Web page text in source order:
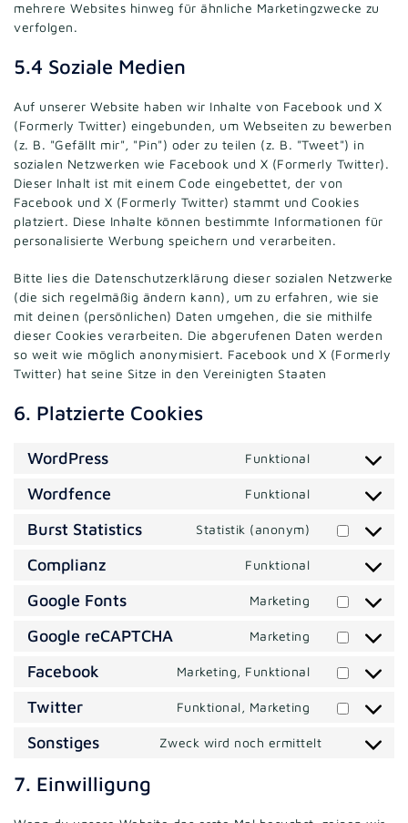
mehrere Websites hinweg für ähnliche Marketingzwecke zu
verfolgen.
5.4 Soziale Medien
Auf unserer Website haben wir Inhalte von Facebook und X
(Formerly Twitter) eingebunden, um Webseiten zu bewerben
(z. B. "Gefällt mir", "Pin") oder zu teilen (z. B. "Tweet") in
sozialen Netzwerken wie Facebook und X (Formerly Twitter).
Dieser Inhalt ist mit einem Code eingebettet, der von
Facebook und X (Formerly Twitter) stammt und Cookies
platziert. Diese Inhalte können bestimmte Informationen für
personalisierte Werbung speichern und verarbeiten.
Bitte lies die Datenschutzerklärung dieser sozialen Netzwerke
(die sich regelmäßig ändern kann), um zu erfahren, wie sie
mit deinen (persönlichen) Daten umgehen, die sie mithilfe
dieser Cookies verarbeiten. Die abgerufenen Daten werden
so weit wie möglich anonymisiert. Facebook und X (Formerly
Twitter) hat seine Sitze in den Vereinigten Staaten
6. Platzierte Cookies
WordPress Funktional
Consent
wordpress
Wordfence Funktional
Consent
service
Burst Statistics Statistik (anonym)
Consent
burst-
statistics
Complianz Funktional
Consent
service
complianz
Google Fonts Marketing
Consent
service
google-
fonts
Google reCAPTCHA Marketing
Consent
service
google-
recaptcha
Facebook Marketing, Funktional
Consent
service
Twitter Funktional, Marketing
Consent
Sonstiges Zweck wird noch ermittelt
Consent
7. Einwilligung